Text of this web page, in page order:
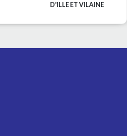
D'ILLE ET VILAINE